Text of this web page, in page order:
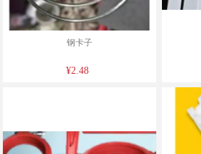
钢卡子
¥2.48